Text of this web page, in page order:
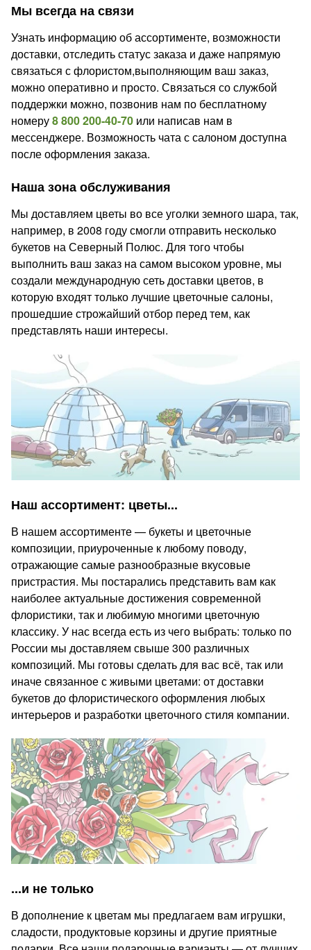
Мы всегда на связи
Узнать информацию об ассортименте, возможности
доставки, отследить статус заказа и даже напрямую
связаться с флористом,выполняющим ваш заказ,
можно оперативно и просто. Связаться со службой
поддержки можно, позвонив нам по бесплатному
номеру8 800 200-40-70 или написав нам в
мессенджере. Возможность чата с салоном доступна
после оформления заказа.
Наша зона обслуживания
Мы доставляем цветы во все уголки земного шара, так,
например, в 2008 году смогли отправить несколько
букетов на Северный Полюс. Для того чтобы
выполнить ваш заказ на самом высоком уровне, мы
создали международную сеть доставки цветов, в
которую входят только лучшие цветочные салоны,
прошедшие строжайший отбор перед тем, как
представлять наши интересы.
Наш ассортимент: цветы...
В нашем ассортименте — букеты и цветочные
композиции, приуроченные к любому поводу,
отражающие самые разнообразные вкусовые
пристрастия. Мы постарались представить вам как
наиболее актуальные достижения современной
флористики, так и любимую многими цветочную
классику. У нас всегда есть из чего выбрать: только по
России мы доставляем свыше 300 различных
композиций. Мы готовы сделать для вас всё, так или
иначе связанное с живыми цветами: от доставки
букетов до флористического оформления любых
интерьеров и разработки цветочного стиля компании.
...и не только
В дополнение к цветам мы предлагаем вам игрушки,
сладости, продуктовые корзины и другие приятные